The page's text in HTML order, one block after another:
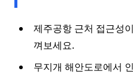
제주공항 근처 접근성
껴보세요.
무지개 해안도로에서